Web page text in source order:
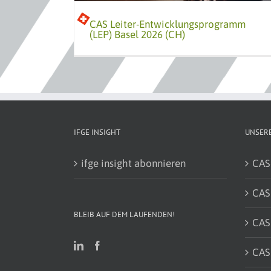
CAS Leiter-Entwicklungsprogramm
(LEP) Basel 2026 (CH)
IFGE INSIGHT
ifge insight abonnieren
BLEIB AUF DEM LAUFENDEN!